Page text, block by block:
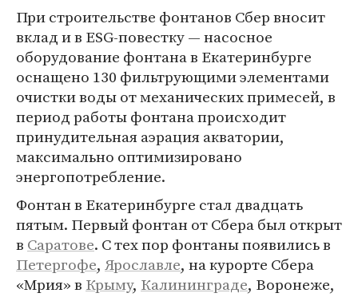
При строительстве фонтанов Сбер вносит
вклад и в ESG-повестку — насосное
оборудование фонтана в Екатеринбурге
оснащено 130 фильтрующими элементами
очистки воды от механических примесей, в
период работы фонтана происходит
принудительная аэрация акватории,
максимально оптимизировано
энергопотребление.
Фонтан в Екатеринбурге стал двадцать
пятым. Первый фонтан от Сбера был открыт
в Саратове. С тех пор фонтаны появились в
Петергофе, Ярославле, на курорте Сбера
«Мрия» в Крыму, Калининграде, Воронеже,